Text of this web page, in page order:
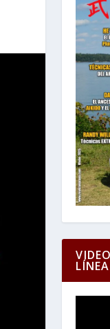
LÍNEA